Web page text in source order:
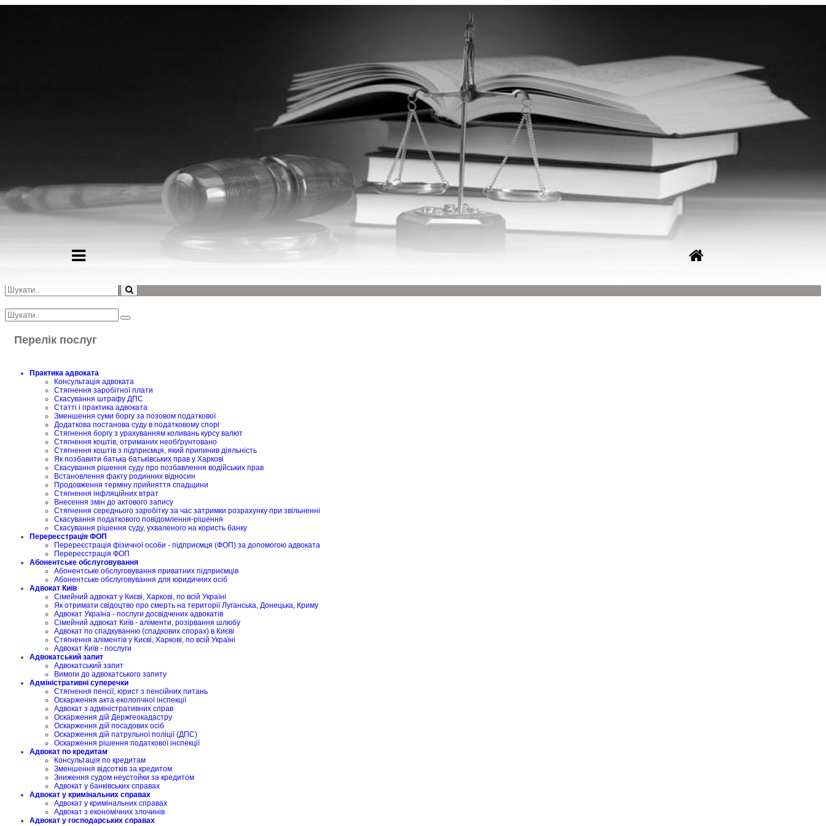
Вирішення спорів у Харкові, Києві та по всій Україні: цивільні, сімейні, господарські спори. Реєстрація ФОП, ТОВ, Торгової марки, знака. Виїзд
Зворотній дзвінок
Ім'я
Повідомлення
Замовити дзвінок
Перелік послуг
Практика адвоката
Консультація адвоката
Стягнення заробітної плати
Скасування штрафу ДПС
Статті і практика адвоката
Зменшення суми боргу за позовом податкової
Додаткова постанова суду в податковому спорі
Стягнення боргу з урахуванням коливань курсу валют
Стягнення коштів, отриманих необґрунтовано
Стягнення коштів з підприємця, який припинив діяльність
Як позбавити батька батьківських прав у Харкові
Скасування рішення суду про позбавлення водійських прав
Встановлення факту родинних відносин
Продовження терміну прийняття спадщини
Стягнення інфляційних втрат
Внесення змін до актового запису
Стягнення середнього заробітку за час затримки розрахунку при звільненні
Скасування податкового повідомлення-рішення
Скасування рішення суду, ухваленого на користь банку
Перереєстрація ФОП
Перереєстрація фізичної особи - підприємця (ФОП) за допомогою адвоката
Перереєстрація ФОП
Абонентське обслуговування
Абонентське обслуговування приватних підприємців
Абонентське обслуговування для юридичних осіб
Адвокат Київ
Сімейний адвокат у Києві, Харкові, по всій Україні
Як отримати свідоцтво про смерть на території Луганська, Донецька, Криму
Адвокат Україна - послуги досвідчених адвокатів
Сімейний адвокат Київ - аліменти, розірвання шлюбу
Адвокат по спадкуванню (спадкових спорах) в Києві
Стягнення аліментів у Києві, Харкові, по всій Україні
Адвокат Київ - послуги
Адвокатський запит
Адвокатський запит
Вимоги до адвокатського запиту
Адміністративні суперечки
Стягнення пенсії, юрист з пенсійних питань
Оскарження акта екологічної інспекції
Адвокат з адміністративних справ
Оскарження дій Держгеокадастру
Оскарження дій посадових осіб
Оскарження дій патрульної поліції (ДПС)
Оскарження рішення податкової інспекції
Адвокат по кредитам
Консультація по кредитам
Зменшення відсотків за кредитом
Зниження судом неустойки за кредитом
Адвокат у банківських справах
Адвокат у кримінальних справах
Адвокат у кримінальних справах
Адвокат з економічних злочинів
Адвокат у господарських справах